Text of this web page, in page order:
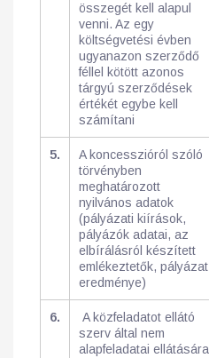
összegét kell alapul
venni. Az egy
költségvetési évben
ugyanazon szerződő
féllel kötött azonos
tárgyú szerződések
értékét egybe kell
számítani
5.
A koncesszióról szóló
törvényben
meghatározott
nyilvános adatok
(pályázati kiírások,
pályázók adatai, az
elbírálásról készített
emlékeztetők, pályázat
eredménye)
6.
A közfeladatot ellátó
szerv által nem
alapfeladatai ellátására